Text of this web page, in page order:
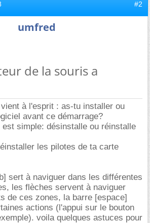
#2
umfred
de la souris a
à l'esprit : as-tu installer ou
avant ce démarrage?
simple: désinstalle ou réinstalle
les pilotes de ta carte
sert à naviguer dans les différentes
les flèches servent à naviguer
de ces zones, la barre [espace]
actions (l'appui sur le bouton
voila quelques astuces pour